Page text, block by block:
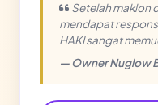
Setelah maklon
mendapat
HAKI sangat
— Owner Nuglow